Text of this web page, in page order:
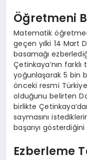
Öğretmeni
Matematik
geçen yılki 14 Mart
basamağı
Çetinkaya’nın
yoğunlaşarak 5 bin
önceki resmi
olduğunu belirten
birlikte
saymasını
başarıyı
Ezberleme